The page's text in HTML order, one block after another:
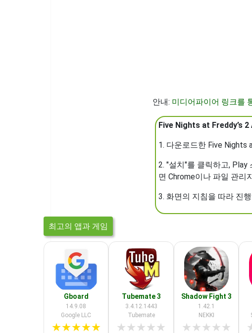
안내: 미디어파이어 링크를
Five Nights at Freddy’s 2
1. 다운로드한 Five Nights
2. "설치"를 클릭하고,
면 Chrome이나 파일 관리
3. 화면의 지침을 따라 진
최고의 앱과 게임
Gboard
14.9.08
Google LLC
★★★★★
Tubemate 3
3.4.12.1443
Tubemate
★★★★★
Shadow Fight 3
1.42.1
NEKKI
★★★★★